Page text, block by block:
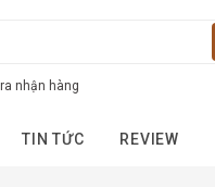
nhận hàng
TIN TỨC REVIEW